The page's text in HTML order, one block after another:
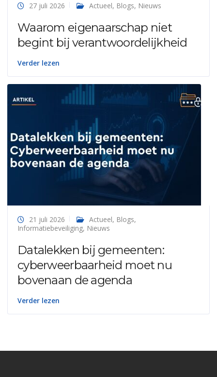
27 juli 2026 Actueel, Blogs, Nieuws
Waarom eigenaarschap niet
begint bij verantwoordelijkheid
Verder lezen
21 juli 2026 Actueel, Blogs,
Informatiebeveiliging, Nieuws
Datalekken bij gemeenten:
cyberweerbaarheid moet nu
bovenaan de agenda
Verder lezen